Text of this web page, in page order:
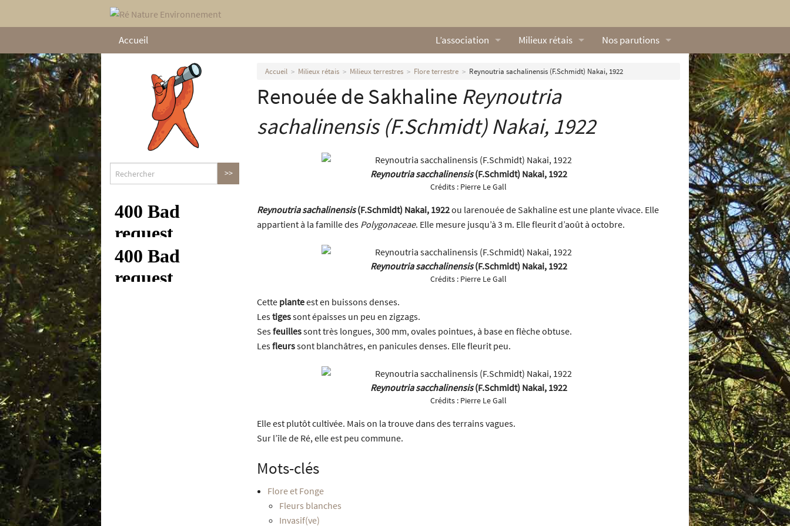
Accueil L’association
Qui sommes nous ?
Nos missions
Nos statuts
Nos partenaires
Actualités
Milieux rétais
Lexique
Galerie rétaise
Milieux marins
Nos parutions
Dossiers
Vidéos naturalistes de Ré Nature
Accueil Milieux rétais Milieux terrestres Flore terrestre Reynoutria sachalinensis (F.Schmidt) Nakai, 1922
Renouée de Sakhaline Reynoutria
sachalinensis(F.Schmidt) Nakai, 1922
Reynoutria sacchalinensis(F.Schmidt) Nakai, 1922
Crédits : Pierre Le Gall
Reynoutria sachalinensis(F.Schmidt) Nakai, 1922ou larenouée de Sakhaline est une plante vivace. Elle
appartient à la famille des Polygonaceae. Elle mesure jusqu’à 3 m. Elle fleurit d’août à octobre.
Reynoutria sacchalinensis(F.Schmidt) Nakai, 1922
Crédits : Pierre Le Gall
Cette planteest en buissons denses.
Lestigessont épaisses un peu en zigzags.
Sesfeuillessont très longues, 300 mm, ovales pointues, à base en flèche obtuse.
Lesfleurssont blanchâtres, en panicules denses. Elle fleurit peu.
Reynoutria sacchalinensis(F.Schmidt) Nakai, 1922
Crédits : Pierre Le Gall
Elle est plutôt cultivée. Mais on la trouve dans des terrains vagues.
Sur l’île de Ré, elle est peu commune.
Mots-clés
Flore et Fonge
Fleurs blanches
Invasif(ve)